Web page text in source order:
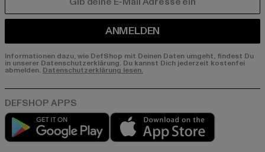
ANMELDEN
Informationen dazu, wie DefShop mit Deinen Daten umgeht, findest Du
in unserer Datenschutzerklärung. Du kannst Dich jederzeit kostenfei
abmelden. Datenschutzerklärung lesen.
Play market